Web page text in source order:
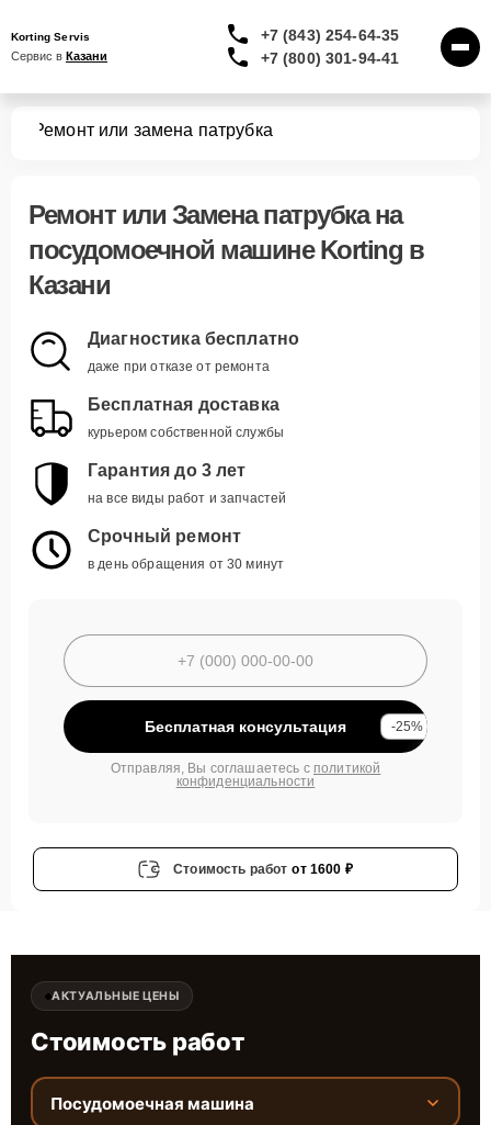
Korting Servis
Сервис в Казани
+7 (843) 254-64-35
+7 (800) 301-94-41
Ремонт или замена патрубка
Ремонт или Замена патрубкана
посудомоечной машине Korting в
Казани
Диагностика бесплатно
даже при отказе от ремонта
Бесплатная доставка
курьером собственной службы
Гарантия до 3 лет
на все виды работ и запчастей
Срочный ремонт
в день обращения от 30 минут
Бесплатная консультация -25%
Отправляя, Вы соглашаетесь с политикой
конфиденциальности
Стоимость работ от 1600 ₽
АКТУАЛЬНЫЕ ЦЕНЫ
Стоимость работ
Посудомоечная машина